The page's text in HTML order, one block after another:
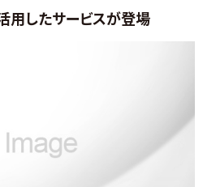
用したサービスが登場